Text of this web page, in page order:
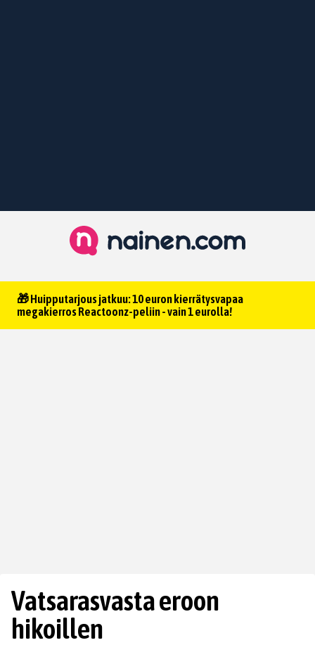
🎁 Huipputarjous jatkuu: 10 euron kierrätysvapaa
megakierros Reactoonz-peliin - vain 1 eurolla!
Vatsarasvasta eroon
hikoillen